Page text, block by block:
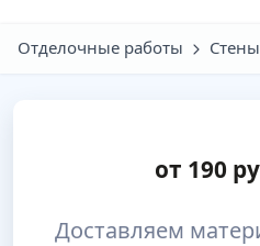
Отделочные работы Стены
от 190
Доставляем